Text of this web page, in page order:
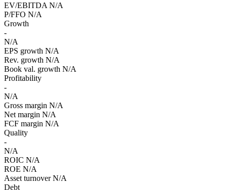
EV/EBITDA N/A
P/FFO N/A
Growth
-
N/A
EPS growth N/A
Rev. growth N/A
Book val. growth N/A
Profitability
-
N/A
Gross margin N/A
Net margin N/A
FCF margin N/A
Quality
-
N/A
ROIC N/A
ROE N/A
Asset turnover N/A
Debt